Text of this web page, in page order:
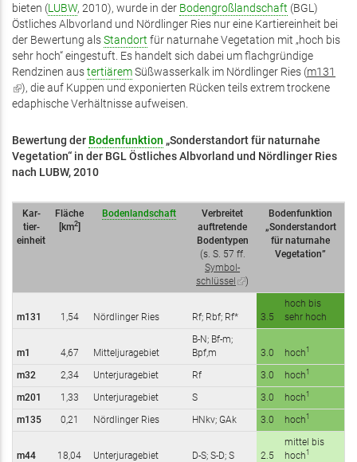
bieten (LUBW, 2010), wurde in der Bodengroßlandschaft (BGL)
Östliches Albvorland und Nördlinger Ries nur eine Kartiereinheit bei
der Bewertung alsStandort für naturnahe Vegetation mit „hoch bis
sehr hoch“ eingestuft. Es handelt sich dabei um flachgründige
Rendzinen austertiäremSüßwasserkalk im Nördlinger Ries (m131
(Link
ist
), die auf Kuppen und exponierten Rücken teils extrem trockene
edaphische Verhältnisse aufweisen.
Bewertung der Bodenfunktion „Sonderstandort für naturnahe
Vegetation“ in der BGL Östliches Albvorland und Nördlinger Ries
nach LUBW, 2010
Kar­
tier­
ein­heit
Fläche
[km2]
Bodenlandschaft
Ver­brei­tet
auf­tre­ten­de
Bo­den­ty­pen
(s. S. 57 ff.
Sym­bol­
schlüs­sel (Link
ist
)
Bodenfunktion
„Sonderstandort
für naturnahe
Vegetation”
m131 1,54 Nördlinger Ries Rf; Rbf; Rf* 3.5
hoch bis
sehr hoch
m1 4,67 Mitteljuragebiet
B-N; Bf-m;
Bpf,m
3.0 hoch1
m32 2,34 Unterjuragebiet Rf 3.0 hoch1
m201 1,33 Unterjuragebiet S 3.0 hoch1
m135 0,21 Nördlinger Ries HNkv; GAk 3.0 hoch1
m44 18,04 Unterjuragebiet D-S; S-D; S 2.5
mittel bis
hoch1